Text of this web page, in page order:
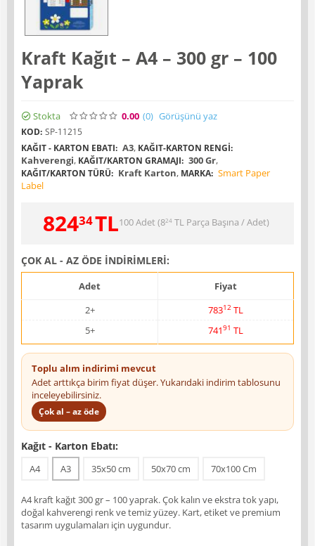
Kraft Kağıt – A4 – 300 gr – 100
Yaprak
Stokta 0.00 (0) Görüşünü yaz
KOD: SP-11215
KAĞIT - KARTON EBATI: A3, KAĞIT-KARTON RENGI:
Kahverengi, KAĞIT/KARTON GRAMAJI: 300 Gr,
KAĞIT/KARTON TÜRÜ: Kraft Karton, MARKA: Smart Paper
Label
82434TL100 Adet (824 TLParça Başına / Adet)
ÇOK AL - AZ ÖDE İNDİRİMLERİ:
Adet
Fiyat
2+
78312 TL
5+
74191 TL
Toplu alım indirimi mevcut
Adet arttıkça birim fiyat düşer. Yukarıdaki indirim tablosunu
inceleyebilirsiniz.
Çok al – az öde
Kağıt - Karton Ebatı:
A4 A3 35x50 cm 50x70 cm 70x100 Cm
A4 kraft kağıt 300 gr – 100 yaprak. Çok kalın ve ekstra tok yapı,
doğal kahverengi renk ve temiz yüzey. Kart, etiket ve premium
tasarım uygulamaları için uygundur.